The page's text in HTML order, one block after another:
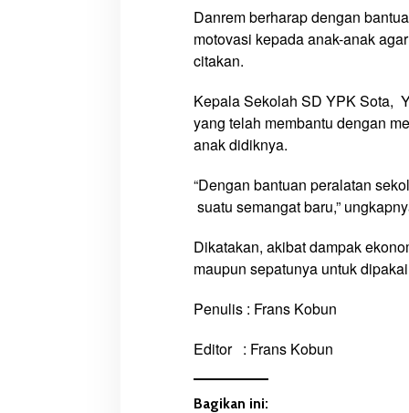
-
P
Danrem berharap dengan
motovasi kepada anak-anak
citakan.
Kepala Sekolah SD YPK Sota,
yang telah membantu dengan
anak didiknya.
“Dengan bantuan peralatan
suatu semangat baru,”
Dikatakan, akibat dampak
maupun sepatunya untuk
Penulis : Frans Kobun
Editor : Frans Kobun
Bagikan ini: